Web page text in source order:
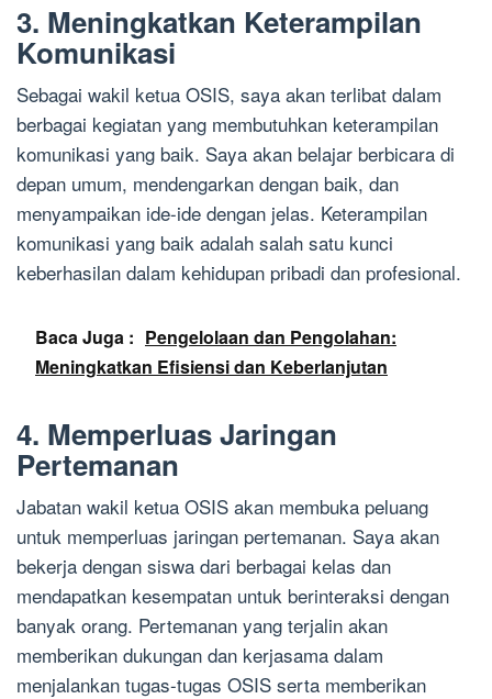
3. Meningkatkan Keterampilan
Komunikasi
Sebagai wakil ketua OSIS, saya akan terlibat dalam
berbagai kegiatan yang membutuhkan keterampilan
komunikasi yang baik. Saya akan belajar berbicara di
depan umum, mendengarkan dengan baik, dan
menyampaikan ide-ide dengan jelas. Keterampilan
komunikasi yang baik adalah salah satu kunci
keberhasilan dalam kehidupan pribadi dan profesional.
Baca Juga : Pengelolaan dan Pengolahan:
Meningkatkan Efisiensi dan Keberlanjutan
4. Memperluas Jaringan
Pertemanan
Jabatan wakil ketua OSIS akan membuka peluang
untuk memperluas jaringan pertemanan. Saya akan
bekerja dengan siswa dari berbagai kelas dan
mendapatkan kesempatan untuk berinteraksi dengan
banyak orang. Pertemanan yang terjalin akan
memberikan dukungan dan kerjasama dalam
menjalankan tugas-tugas OSIS serta memberikan